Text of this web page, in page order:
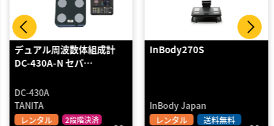
デュアル周波数体組成計
DC-430A-N セパ…
DC-430A
TANITA
レンタル 2段階決済
InBody270S
InBody Japan
レンタル 送料無料